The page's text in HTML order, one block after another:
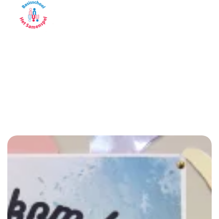
Samenspel
Informatie nieuwe ouders